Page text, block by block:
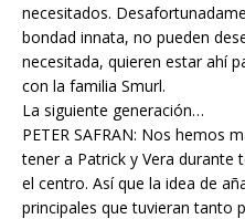
necesitados.
bondad innata, no pueden
necesitada, quieren estar ahí
con la familia Smurl.
La siguiente generación…
PETER SAFRAN: Nos hemos
tener a Patrick y Vera
el centro. Así que la idea de
principales que tuvieran tanto